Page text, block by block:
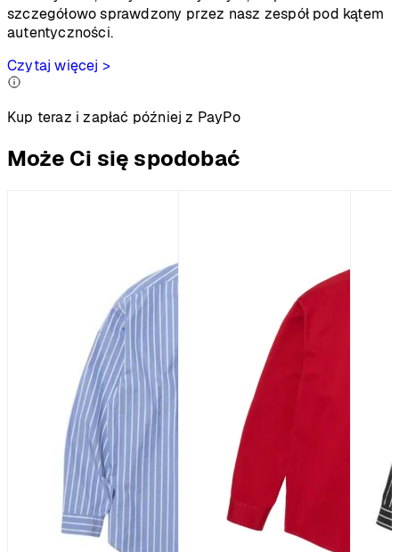
szczegółowo sprawdzony przez nasz zespół pod kątem
autentyczności.
Czytaj więcej >
Kup teraz i zapłać później z PayPo
Może Ci się spodobać